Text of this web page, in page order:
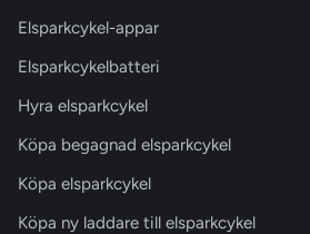
Elsparkcykel-appar
Elsparkcykelbatteri
Hyra elsparkcykel
Köpa begagnad elsparkcykel
Köpa elsparkcykel
Köpa ny laddare till elsparkcykel